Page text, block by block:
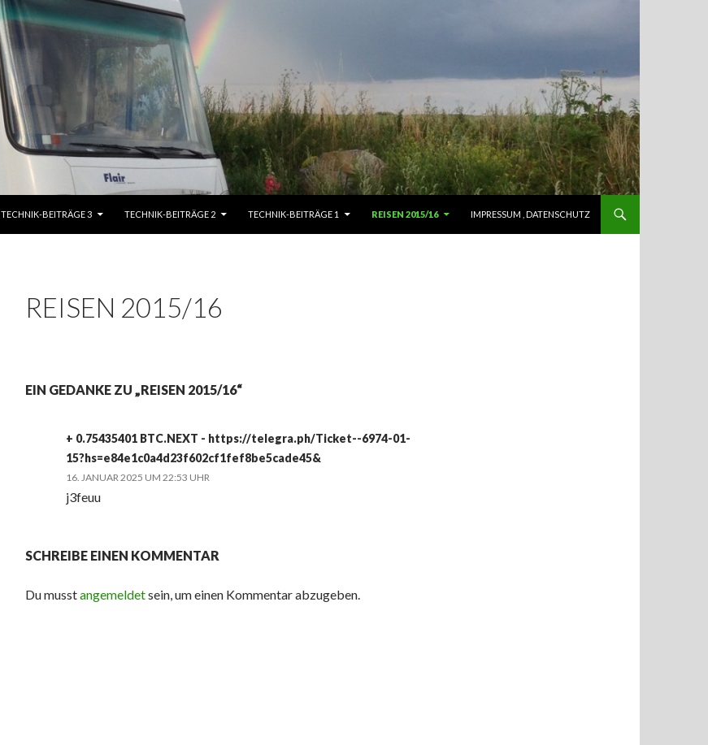
TECHNIK-BEITRÄGE 3 TECHNIK-BEITRÄGE 2 TECHNIK-BEITRÄGE 1 REISEN 2015/16 IMPRESSUM , DATENSCHUTZ
REISEN 2015/16
EIN GEDANKE ZU „REISEN 2015/16“
+ 0.75435401 BTC.NEXT - https://telegra.ph/Ticket--6974-01-
15?hs=e84e1c0a4d23f602cf1fef8be5cade45&
16. JANUAR 2025 UM 22:53 UHR
j3feuu
SCHREIBE EINEN KOMMENTAR
Du musstangemeldetsein, um einen Kommentar abzugeben.